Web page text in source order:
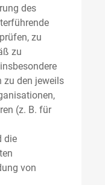
des
zu
zu
zu den jeweils
(z. B. für
die
von